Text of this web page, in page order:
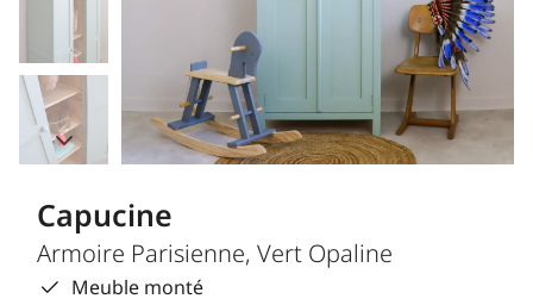
Capucine
Armoire Parisienne, Vert Opaline
Meuble monté